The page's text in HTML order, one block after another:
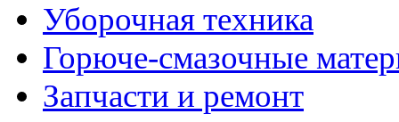
Уборочная техника
Горюче-смазочные
Запчасти и ремонт